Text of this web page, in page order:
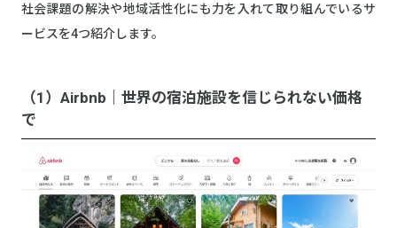
社会課題の解決や地域活性化にも力を入れて取り組んでいるサ
ービスを4つ紹介します。
（1）Airbnb｜世界の宿泊施設を信じられない価格
で